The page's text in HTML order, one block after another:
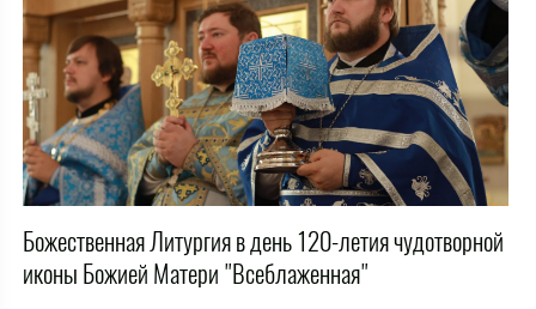
Божественная Литургия в день 120-летия чудотворной
иконы Божией Матери "Всеблаженная"